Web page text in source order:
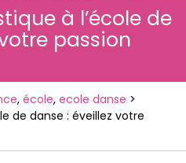
à l’école de
passion
, école, ecole danse >
de danse : éveillez votre